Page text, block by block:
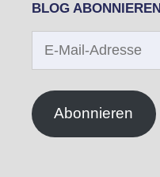
BLOG ABONNIEREN
Abonnieren